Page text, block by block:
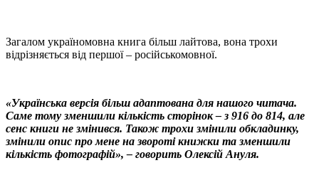
Загалом україномовна книга більш лайтова, вона трохи
відрізняється від першої – російськомовної.
«Українська версія більш адаптована для нашого читача.
Саме тому зменшили кількість сторінок – з 916 до 814, але
сенс книги не змінився. Також трохи змінили обкладинку,
змінили опис про мене на звороті книжки та зменшили
кількість фотографій», – говорить Олексій Ануля.